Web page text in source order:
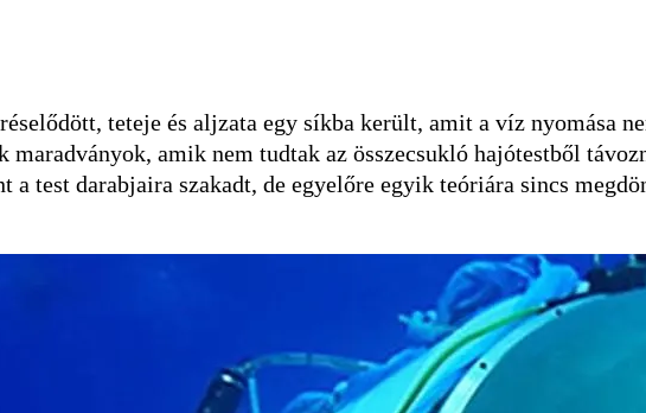
teteje és aljzata egy síkba került, amit a víz nyomása
maradványok, amik nem tudtak az összecsukló hajótestből
test darabjaira szakadt, de egyelőre egyik teóriára sincs